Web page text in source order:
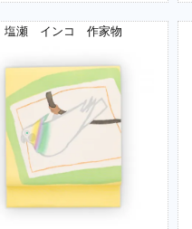
塩瀬 インコ 作家物